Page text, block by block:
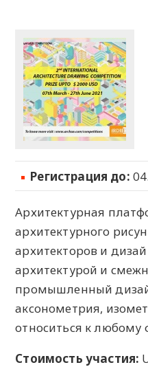
Регистрация до:
Архитектурная
архитектурного
архитекторов и
архитектурой и
промышленный
аксонометрия,
относиться к любому
Стоимость участия: